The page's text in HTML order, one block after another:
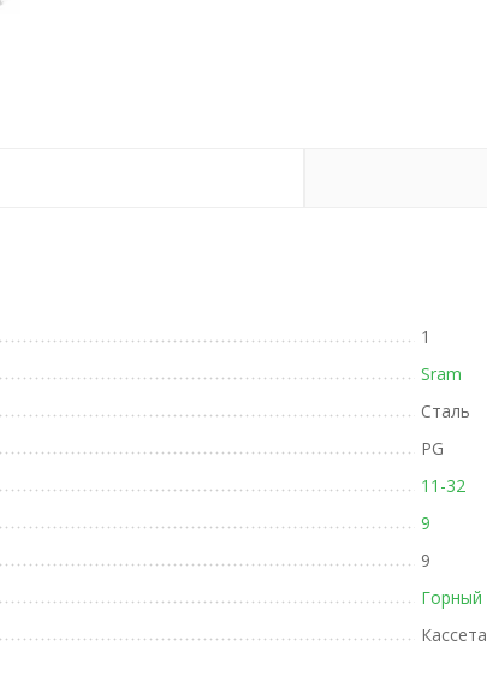
1
Sram
Сталь
PG
11-32
9
9
Горный
Кассета